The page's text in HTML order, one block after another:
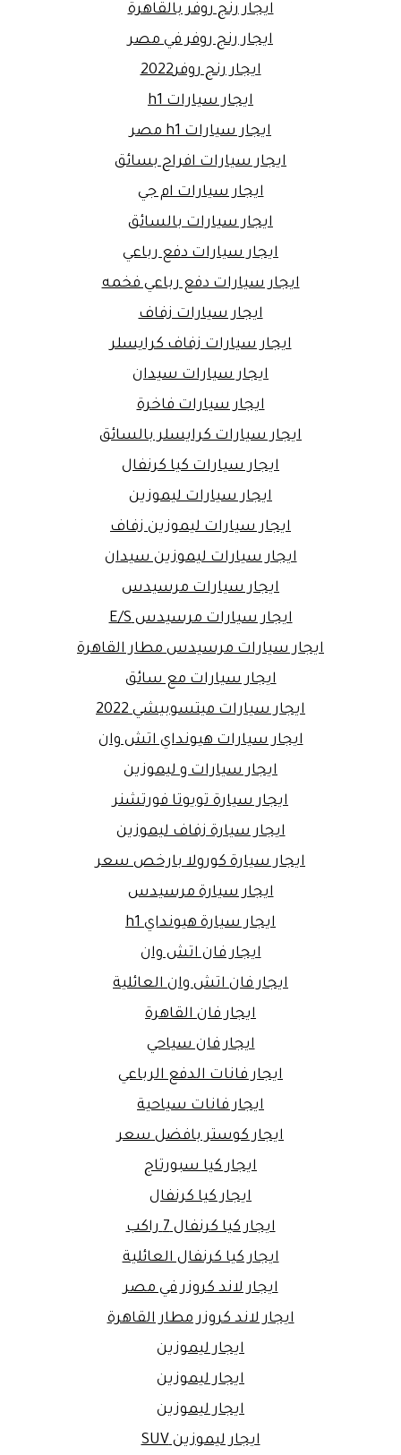
ايجار رنج روفر بالقاهرة
ايجار رنج روفر في مصر
ايجار رنج روفر2022
ايجار سيارات h1
ايجار سيارات h1 مصر
ايجار سيارات افراح بسائق
ايجار سيارات ام جي
ايجار سيارات بالسائق
ايجار سيارات دفع رباعي
ايجار سيارات دفع رباعي فخمه
ايجار سيارات زفاف
ايجار سيارات زفاف كرايسلر
ايجار سيارات سيدان
ايجار سيارات فاخرة
ايجار سيارات كرايسلر بالسائق
ايجار سيارات كيا كرنفال
ايجار سيارات ليموزين
ايجار سيارات ليموزين زفاف
ايجار سيارات ليموزين سيدان
ايجار سيارات مرسيدس
ايجار سيارات مرسيدس E/S
ايجار سيارات مرسيدس مطار القاهرة
ايجار سيارات مع سائق
ايجار سيارات ميتسوبيشي 2022
ايجار سيارات هيونداي اتش وان
ايجار سيارات و ليموزين
ايجار سيارة تويوتا فورتشنر
ايجار سيارة زفاف ليموزين
ايجار سيارة كورولا بارخص سعر
ايجار سيارة مرسيدس
ايجار سيارة هيونداي h1
ايجار فان اتش وان
ايجار فان اتش وان العائلية
ايجار فان القاهرة
ايجار فان سياحي
ايجار فانات الدفع الرباعي
ايجار فانات سياحية
ايجار كوستر بافضل سعر
ايجار كيا سبورتاج
ايجار كيا كرنفال
ايجار كيا كرنفال 7 راكب
ايجار كيا كرنفال العائلية
ايجار لاند كروزر في مصر
ايجار لاند كروزر مطار القاهرة
ايجار ليموزين
ايجار ليموزين
ايجار ليموزين
ايجار ليموزين SUV